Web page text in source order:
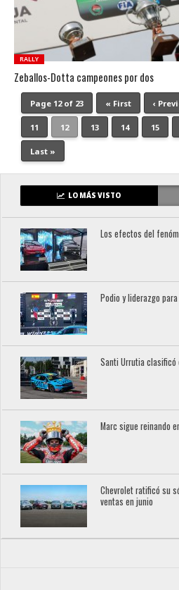
RALLY
Zeballos-Dotta campeones por dos
Page 12 of 23 « First ‹
11 12 13 14 15
Last »
LO MÁS VISTO
Los efectos del
Podio y liderazgo
Santi Urrutia clasificó
Marc sigue reinando
Chevrolet ratificó su
ventas en junio